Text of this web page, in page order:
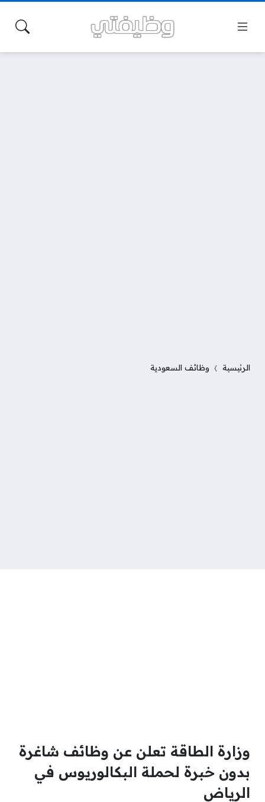
الرئيسية وظائف السعودية
وزارة الطاقة تعلن عن وظائف شاغرة
بدون خبرة لحملة البكالوريوس في
الرياض